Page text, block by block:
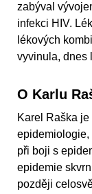
zabýval
infekci HIV.
lékových
vyvinula, dnes
O Karlu
Karel Raška
epidemiologie,
při boji s
epidemie
později